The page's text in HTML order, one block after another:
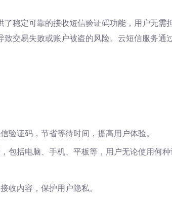
稳定可靠的接收短信验证码功能，用户无需
交易失败或账户被盗的风险。云短信服务通
验证码，节省等待时间，提高用户体验。
包括电脑、手机、平板等，用户无论使用何种
收内容，保护用户隐私。